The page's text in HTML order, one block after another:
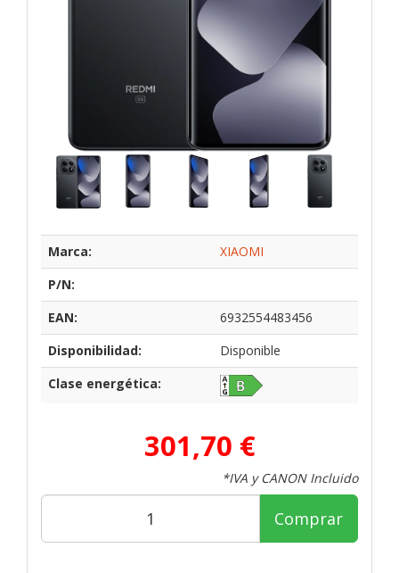
Marca:
XIAOMI
P/N:
EAN:
6932554483456
Disponibilidad:
Disponible
Clase energética:
301,70 €
*IVA y CANON Incluido
Comprar